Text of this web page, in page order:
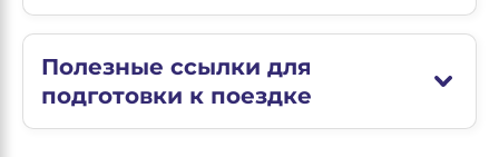
Полезные ссылки для
подготовки к поездке